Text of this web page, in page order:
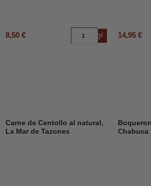
8,50 € Añadir al carrito
14,95 €
Carne de Centollo al natural,
La Mar de Tazones
Chabuca